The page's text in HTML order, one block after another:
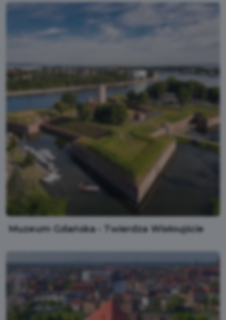
Muzeum Gdańska - Twierdza Wisłoujście